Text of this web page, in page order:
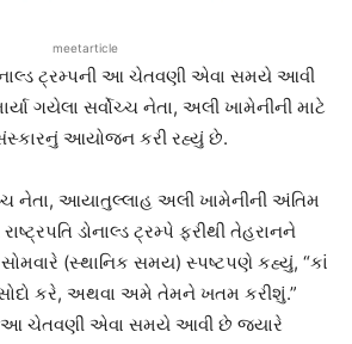
meetarticle
ટ્રમ્પની આ ચેતવણી એવા સમયે આવી
ગયેલા સર્વોચ્ચ નેતા, અલી ખામેનીની માટે
આયોજન કરી રહ્યું છે.
નેતા, આયાતુલ્લાહ અલી ખામેનીની અંતિમ
ડોનાલ્ડ ટ્રમ્પે ફરીથી તેહરાનને
(સ્થાનિક સમય) સ્પષ્ટપણે કહ્યું, “કાં
કરે, અથવા અમે તેમને ખતમ કરીશું.”
આ ચેતવણી એવા સમયે આવી છે જ્યારે